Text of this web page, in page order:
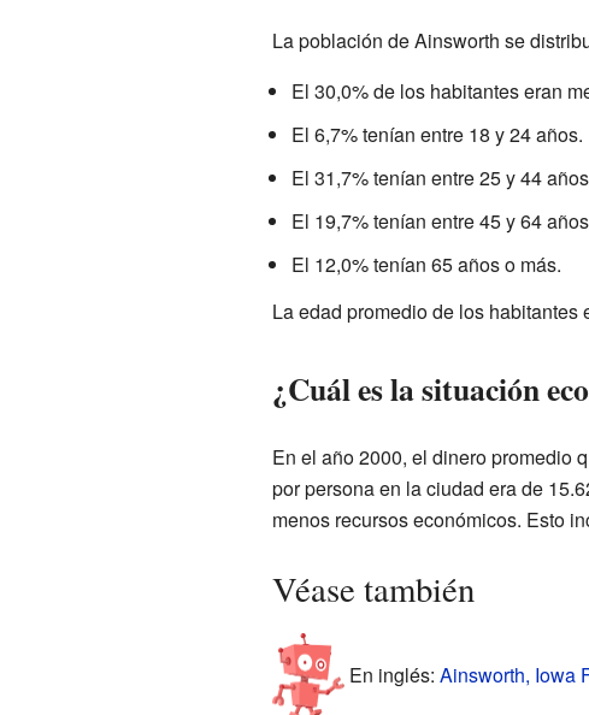
La población de Ainsworth se
El 30,0% de los habitantes eran
El 6,7% tenían entre 18 y 24 años.
El 31,7% tenían entre 25 y 44
El 19,7% tenían entre 45 y 64
El 12,0% tenían 65 años o más.
La edad promedio de los
¿Cuál es la situación
En el año 2000, el dinero promedio
por persona en la ciudad era de
menos recursos económicos. Esto
Véase también
En inglés: Ainsworth, Iowa